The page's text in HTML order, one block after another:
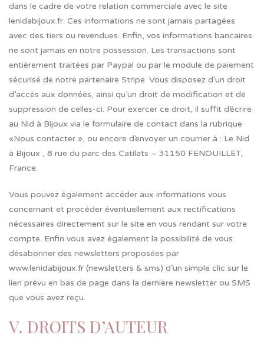
dans le cadre de votre relation commerciale avec le site
lenidabijoux.fr. Ces informations ne sont jamais partagées
avec des tiers ou revendues. Enfin, vos informations bancaires
ne sont jamais en notre possession. Les transactions sont
entièrement traitées par Paypal ou par le module de paiement
sécurisé de notre partenaire Stripe. Vous disposez d’un droit
d’accès aux données, ainsi qu’un droit de modification et de
suppression de celles-ci. Pour exercer ce droit, il suffit d’écrire
au Nid à Bijoux via le formulaire de contact dans la rubrique
«Nous contacter », ou encore d’envoyer un courrier à : Le Nid
à Bijoux , 8 rue du parc des Catilats – 31150 FENOUILLET,
France.
Vous pouvez également accéder aux informations vous
concernant et procéder éventuellement aux rectifications
nécessaires directement sur le site en vous rendant sur votre
compte. Enfin vous avez également la possibilité de vous
désabonner des newsletters proposées par
www.lenidabijoux.fr (newsletters & sms) d’un simple clic sur le
lien prévu en bas de page dans la dernière newsletter ou SMS
que vous avez reçu.
V. DROITS D’AUTEUR